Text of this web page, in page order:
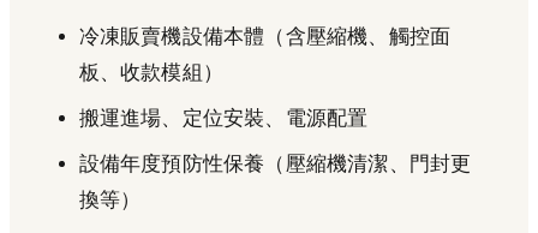
冷凍販賣機設備本體（含壓縮機、觸控面
板、收款模組）
搬運進場、定位安裝、電源配置
設備年度預防性保養（壓縮機清潔、門封更
換等）